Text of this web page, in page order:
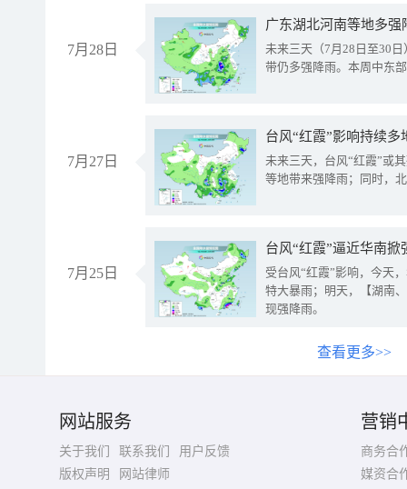
7月28日
广东湖北河南等地多
未来三天（7月28日至30
带仍多强降雨。本周中东
7月27日
台风“红霞”影响持续
未来三天，台风“红霞”或
等地带来强降雨；同时，
7月25日
台风“红霞”逼近华南
受台风“红霞”影响，今天
特大暴雨；明天，【湖南
现强降雨。
查看更多>>
网站服务
关于我们 联系我们
用户反馈
版权声明
网站律师
营销
商务合
媒资合